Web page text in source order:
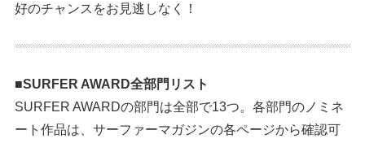
好のチャンスをお見逃しなく！
■SURFER AWARD全部門リスト
SURFER AWARDの部門は全部で13つ。各部門のノミネ
ート作品は、サーファーマガジンの各ページから確認可